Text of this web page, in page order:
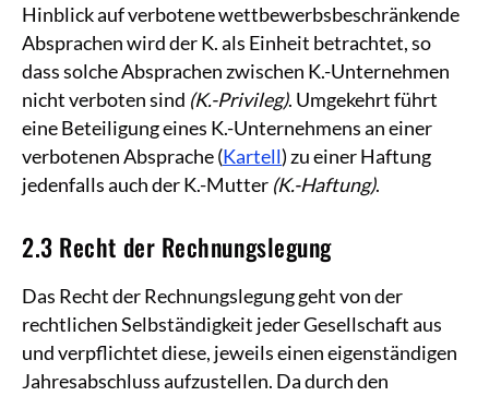
Hinblick auf verbotene wettbewerbsbeschränkende
Absprachen wird der K. als Einheit betrachtet, so
dass solche Absprachen zwischen K.-Unternehmen
nicht verboten sind (K.-Privileg). Umgekehrt führt
eine Beteiligung eines K.-Unternehmens an einer
verbotenen Absprache (Kartell) zu einer Haftung
jedenfalls auch der K.-Mutter (K.-Haftung).
2.3 Recht der Rechnungslegung
Das Recht der Rechnungslegung geht von der
rechtlichen Selbständigkeit jeder Gesellschaft aus
und verpflichtet diese, jeweils einen eigenständigen
Jahresabschluss aufzustellen. Da durch den